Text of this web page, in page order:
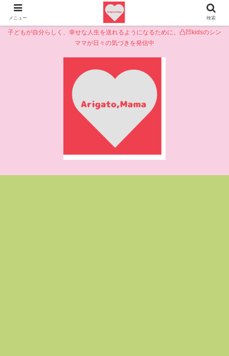
子どもが自分らしく、幸せな人生を送れるようになるために。凸凹kidsのシン
ママが日々の気づきを発信中
メニュー 検索